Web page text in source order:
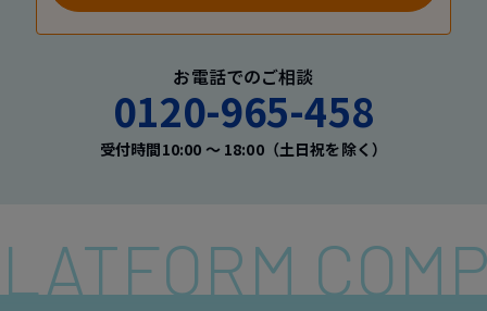
お電話でのご相談
0120-965-458
受付時間10:00 〜 18:00（土日祝を除く）